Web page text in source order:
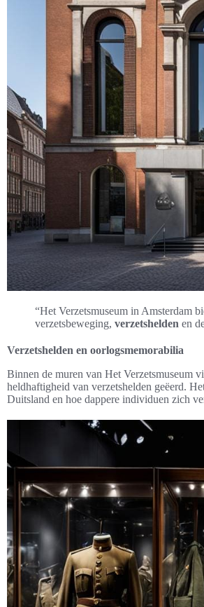
“Het Verzetsmuseum in Amsterdam
verzetsbeweging, verzetshelden en
Verzetshelden en oorlogsmemorabilia
Binnen de muren van Het Verzetsmuseum
heldhaftigheid van verzetshelden geëerd.
Duitsland en hoe dappere individuen zich